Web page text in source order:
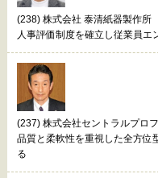
(238) 株式会社 泰清紙器製作所
人事評価制度を確立し従業員エ
(237) 株式会社セントラルプロ
品質と柔軟性を重視した全方位
る